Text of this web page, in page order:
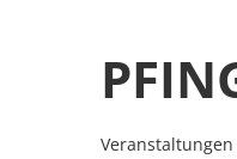
Veranstaltungen